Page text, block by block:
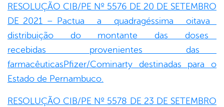
RESOLUÇÃO CIB/PE Nº 5576 DE 20 DE SETEMBRO
DE 2021 – Pactua a quadragéssima oitava
distribuição do montante das doses
recebidas provenientes das
farmacêuticasPfizer/Cominarty destinadas para o
Estado de Pernambuco.
RESOLUÇÃO CIB/PE Nº 5578 DE 23 DE SETEMBRO